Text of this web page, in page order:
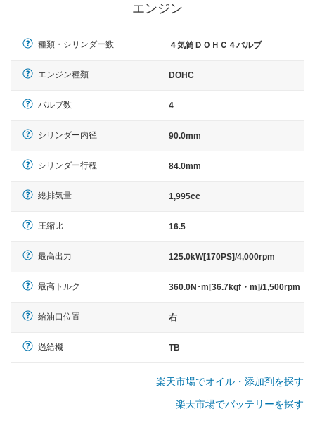
エンジン
種類・シリンダー数 ４気筒ＤＯＨＣ４バルブ
エンジン種類 DOHC
バルブ数 4
シリンダー内径 90.0mm
シリンダー行程 84.0mm
総排気量 1,995cc
圧縮比 16.5
最高出力 125.0kW[170PS]/4,000rpm
最高トルク 360.0N･m[36.7kgf・m]/1,500rpm
給油口位置 右
過給機 TB
楽天市場でオイル・添加剤を探す
楽天市場でバッテリーを探す